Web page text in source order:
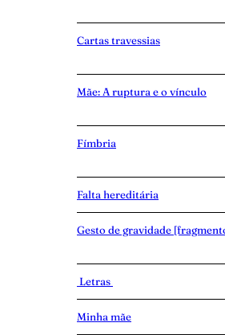
Cartas travessias
Mãe: A ruptura e o vínculo
Fímbria
Falta hereditária
Gesto de gravidade
Letras
Minha mãe